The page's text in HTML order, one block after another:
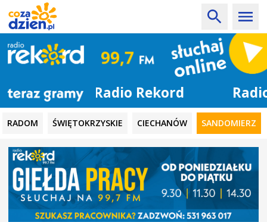
Radio Rekord
RADOM ŚWIĘTOKRZYSKIE CIECHANÓW SANDOMIERZ